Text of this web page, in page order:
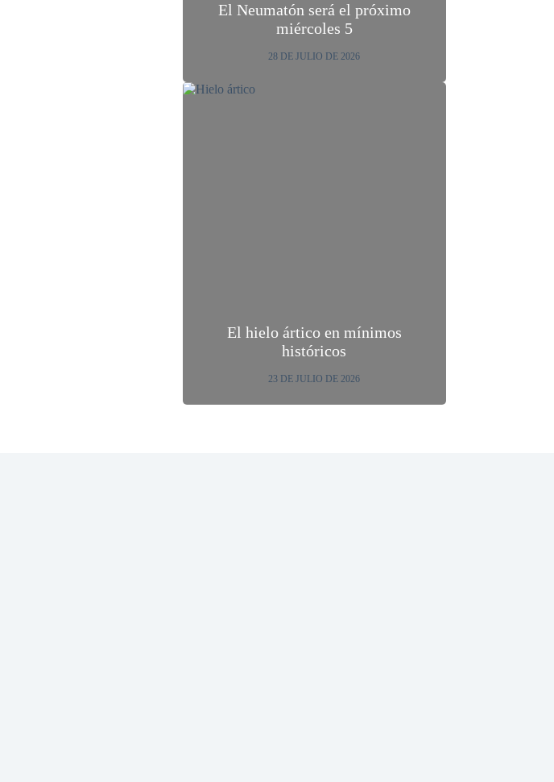
El Neumatón será el próximo
miércoles 5
28 DE JULIO DE 2026
El hielo ártico en mínimos
históricos
23 DE JULIO DE 2026